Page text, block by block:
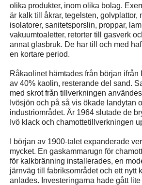
olika produkter, inom olika bolag.
är kalk till åkrar, tegelsten, golvplattor,
isolatorer, sanitetsporslin, proppar,
vakuumtoaletter, retorter till gasverk
annat glasbruk. De har till och med
en kortare period.
Råkaolinet hämtades från början ifrån
av 40% kaolin, resterande del sand.
med skrot från tillverkningen
Ivösjön och på så vis ökade landytan
industriområdet. År 1964 slutade de
Ivö klack och chamottetillverkningen
I början av 1900-talet expanderade
mycket. En gaskammarugn för
för kalkbränning installerades, en
järnväg till fabriksområdet och ett nytt
anlades. Investeringarna hade gått lite